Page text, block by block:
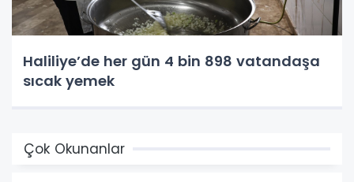
Haliliye’de her gün 4 bin 898 vatandaşa
sıcak yemek
Çok Okunanlar